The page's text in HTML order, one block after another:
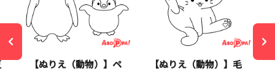
【ぬりえ（動物）】ペ
【ぬりえ（動物）】毛